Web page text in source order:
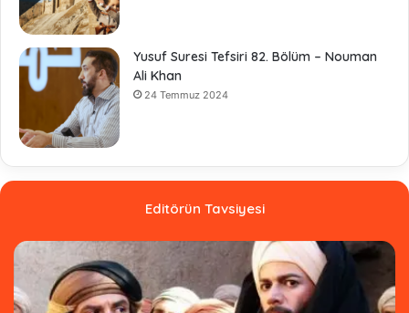
Yusuf Suresi Tefsiri 82. Bölüm – Nouman
Ali Khan
24 Temmuz 2024
Editörün Tavsiyesi